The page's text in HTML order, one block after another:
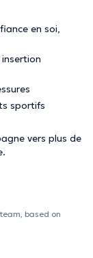
en soi,
sportifs
vers plus de
based on